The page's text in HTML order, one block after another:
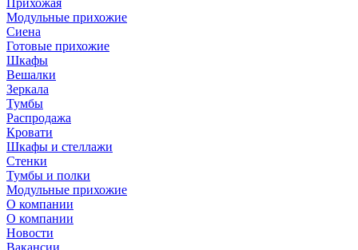
Прихожая
Модульные прихожие
Сиена
Готовые прихожие
Шкафы
Вешалки
Зеркала
Тумбы
Распродажа
Кровати
Шкафы и стеллажи
Стенки
Тумбы и полки
Модульные прихожие
О компании
О компании
Новости
Вакансии